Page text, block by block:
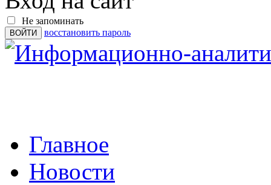
Не запоминать
восстановить пароль
Главное
Новости